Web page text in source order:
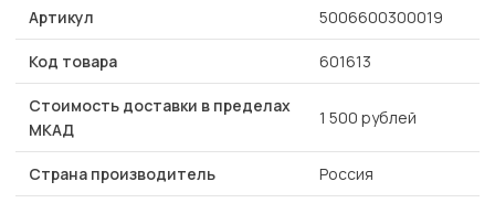
Артикул 5006600300019
Код товара 601613
Стоимость доставки в пределах
МКАД
1 500 рублей
Страна производитель Россия